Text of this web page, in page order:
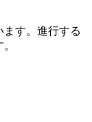
す。進行する